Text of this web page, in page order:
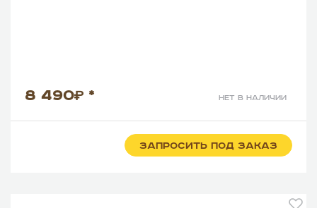
8 490 * нет в наличии
ЗАПРОСИТЬ ПОД ЗАКАЗ